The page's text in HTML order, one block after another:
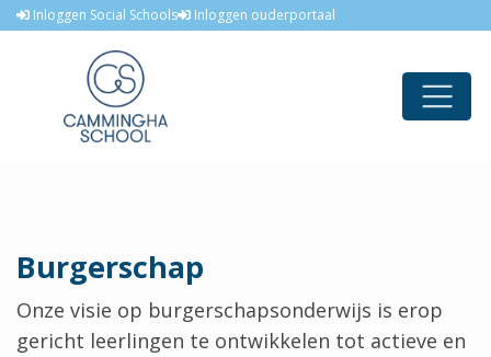
Inloggen Social Schools Inloggen ouderportaal
Burgerschap
Onze visie op burgerschapsonderwijs is erop
gericht leerlingen te ontwikkelen tot actieve en